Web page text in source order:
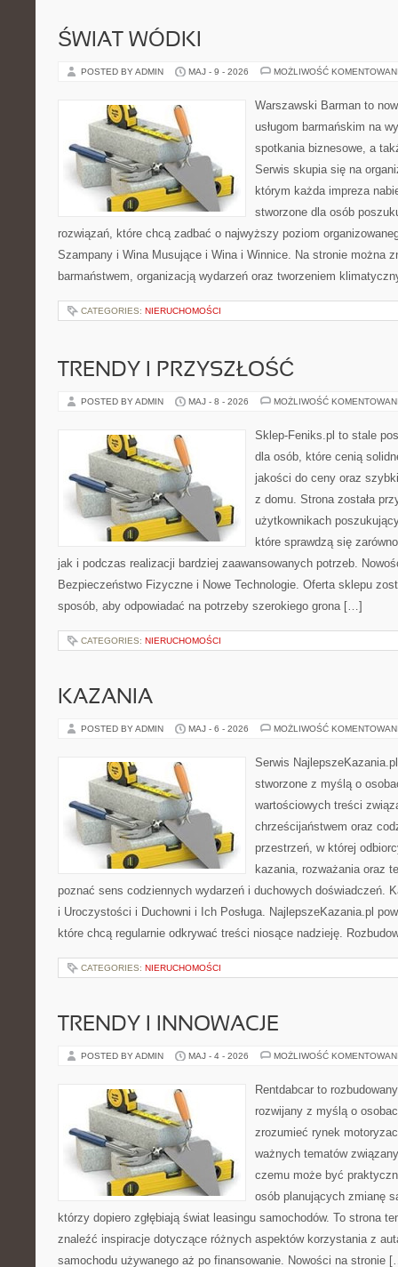
ŚWIAT WÓDKI
POSTED BY ADMIN MAJ - 9 - 2026 MOŻLIWOŚĆ
Warszawski Barman to
usługom barmańskim na
spotkania biznesowe, a
Serwis skupia się na
którym każda impreza
stworzone dla osób
rozwiązań, które chcą zadbać o najwyższy poziom
Szampany i Wina Musujące i Wina i Winnice. Na stronie można
barmaństwem, organizacją wydarzeń oraz tworzeniem
CATEGORIES: NIERUCHOMOŚCI
TRENDY I PRZYSZŁOŚĆ
POSTED BY ADMIN MAJ - 8 - 2026 MOŻLIWOŚĆ
Sklep-Feniks.pl to stale
dla osób, które cenią
jakości do ceny oraz
z domu. Strona została
użytkownikach
które sprawdzą się
jak i podczas realizacji bardziej zaawansowanych potrzeb.
Bezpieczeństwo Fizyczne i Nowe Technologie. Oferta sklepu
sposób, aby odpowiadać na potrzeby szerokiego grona […]
CATEGORIES: NIERUCHOMOŚCI
KAZANIA
POSTED BY ADMIN MAJ - 6 - 2026 MOŻLIWOŚĆ
Serwis
stworzone z myślą o
wartościowych treści
chrześcijaństwem oraz
przestrzeń, w której
kazania, rozważania oraz
poznać sens codziennych wydarzeń i duchowych doświadczeń.
i Uroczystości i Duchowni i Ich Posługa. NajlepszeKazania.pl
które chcą regularnie odkrywać treści niosące nadzieję.
CATEGORIES: NIERUCHOMOŚCI
TRENDY I INNOWACJE
POSTED BY ADMIN MAJ - 4 - 2026 MOŻLIWOŚĆ
Rentdabcar to
rozwijany z myślą o
zrozumieć rynek
ważnych tematów
czemu może być
osób planujących zmianę
którzy dopiero zgłębiają świat leasingu samochodów. To strona
znaleźć inspiracje dotyczące różnych aspektów korzystania z
samochodu używanego aż po finansowanie. Nowości na stronie